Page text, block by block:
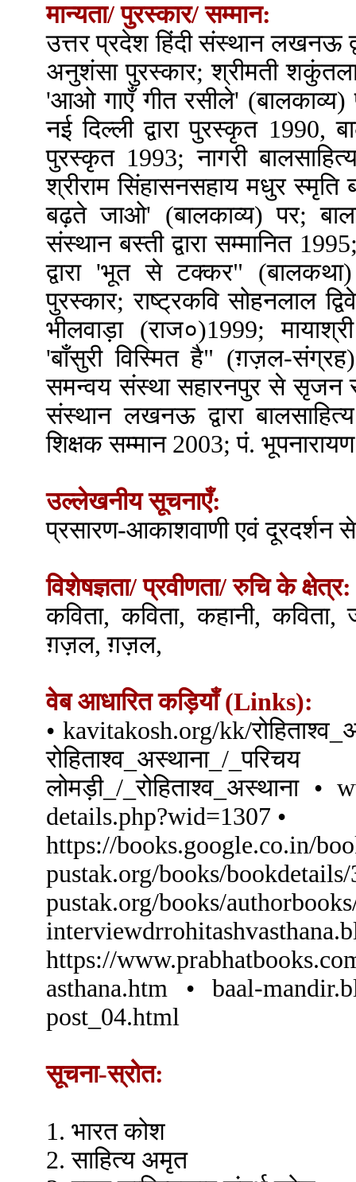
मान्यता/ पुरस्कार/ सम्मान:
उत्तर प्रदेश हिंदी संस्थान लखनऊ
अनुशंसा पुरस्कार; श्रीमती शकुंतला
'आओ गाएँ गीत रसीले'
नई दिल्ली द्वारा पुरस्कृत 1990,
पुरस्कृत 1993; नागरी
श्रीराम सिंहासनसहाय मधुर
बढ़ते जाओ' (बालकाव्य) पर;
संस्थान बस्ती द्वारा सम्मानित
द्वारा 'भूत से टक्कर"
पुरस्कार; राष्ट्रकवि सोहनलाल
भीलवाड़ा (राज०)1999;
'बाँसुरी विस्मित है" (ग़ज़ल-
समन्वय संस्था सहारनपुर से सृजन
संस्थान लखनऊ द्वारा
शिक्षक सम्मान 2003; पं. भूपनारायण
उल्लेखनीय सूचनाएँ:
प्रसारण-आकाशवाणी एवं दूरदर्शन
विशेषज्ञता/ प्रवीणता/ रुचि के क्षेत्र:
कविता, कविता, कहानी, कविता,
ग़ज़ल, ग़ज़ल,
वेब आधारित कड़ियाँ (Links):
• kavitakosh.org/kk/
रोहिताश्व_अस्थाना_/
लोमड़ी_/_रोहिताश्व_अस्थाना •
details.php?wid=1307 •
https://books.google.co.in/
pustak.org/books/
pustak.org/books/
https://
asthana.htm • baal-
post_04.html
सूचना-स्रोत:
1. भारत कोश
2. साहित्य अमृत